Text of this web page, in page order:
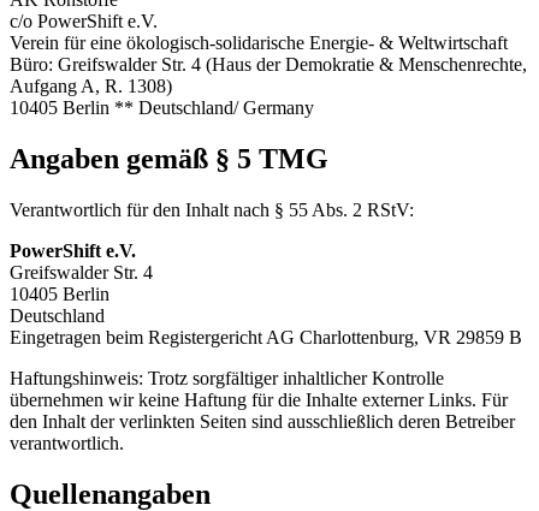
c/o PowerShift e.V.
Verein für eine ökologisch-solidarische Energie- & Weltwirtschaft
Büro: Greifswalder Str. 4 (Haus der Demokratie & Menschenrechte,
Aufgang A, R. 1308)
10405 Berlin ** Deutschland/ Germany
Angaben gemäß § 5 TMG
Verantwortlich für den Inhalt nach § 55 Abs. 2 RStV:
PowerShift e.V.
Greifswalder Str. 4
10405 Berlin
Deutschland
Eingetragen beim Registergericht AG Charlottenburg, VR 29859 B
Haftungshinweis: Trotz sorgfältiger inhaltlicher Kontrolle
übernehmen wir keine Haftung für die Inhalte externer Links. Für
den Inhalt der verlinkten Seiten sind ausschließlich deren Betreiber
verantwortlich.
Quellenangaben